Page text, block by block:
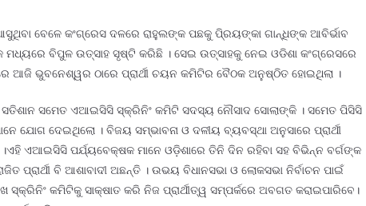
ବେଳେ କଂଗ୍ରେସ ଦଳରେ ରାହୁଲଙ୍କ ପଛକୁ ପି୍ରୟଙ୍କା ଗାନ୍ଧିଙ୍କ ଆବିର୍ଭାବ
ବିପୁଳ ଉତ୍ସାହ ସୃଷ୍ଟି କରିଛି । ସେଇ ଉତ୍ସାହକୁ ନେଇ ଓଡିଶା କଂଗ୍ରେସରେ
ଭୁବନେଶ୍ୱର ଠାରେ ପ୍ରାର୍ଥୀ ଚୟନ କମିଟିର ବୈଠକ ଅନୁଷ୍ଠିତ ହୋଇଥିଲା ।
ସମେତ ଏଆଇସିସି ସ୍କ୍ରିନିଂ କମିଟି ସଦସ୍ୟ ନୌସାଦ ସୋଲାଙ୍କି । ସମେତ ପିସିସି
ଯୋଗ ଦେଇଥିଲୋ । ବିଜୟ ସମ୍ଭାବନା ଓ ଦଳୀୟ ବ୍ୟବସ୍ଥା ଅନୁସାରେ ପ୍ରାର୍ଥୀ
ଏଆଇସିସି ପର୍ଯ୍ୟବେକ୍ଷକ ମାନେ ଓଡ଼ିଶାରେ ତିନି ଦିନ ରହିବା ସହ ବିଭିନ୍ନ ବର୍ଗଙ୍କ
ପ୍ରାର୍ଥୀ ବି ଆଶାବାଦୀ ଅଛନ୍ତି । ଉଭୟ ବିଧାନସଭା ଓ ଲୋକସଭା ନିର୍ବାଚନ ପାଇଁ
ସ୍କ୍ରିନିଂ କମିଟିକୁ ସାକ୍ଷାତ କରି ନିଜ ପ୍ରାର୍ଥୀତ୍ୱ ସମ୍ପର୍କରେ ଅବଗତ କରାଇପାରିବେ।